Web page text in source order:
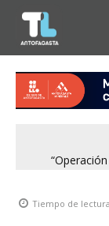
Tiempo de